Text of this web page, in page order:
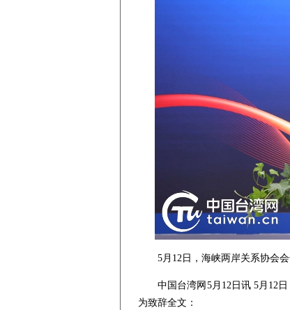
5月12日，海峡两岸关系协会会
中国台湾网5月12日讯 5月12日
为致辞全文：